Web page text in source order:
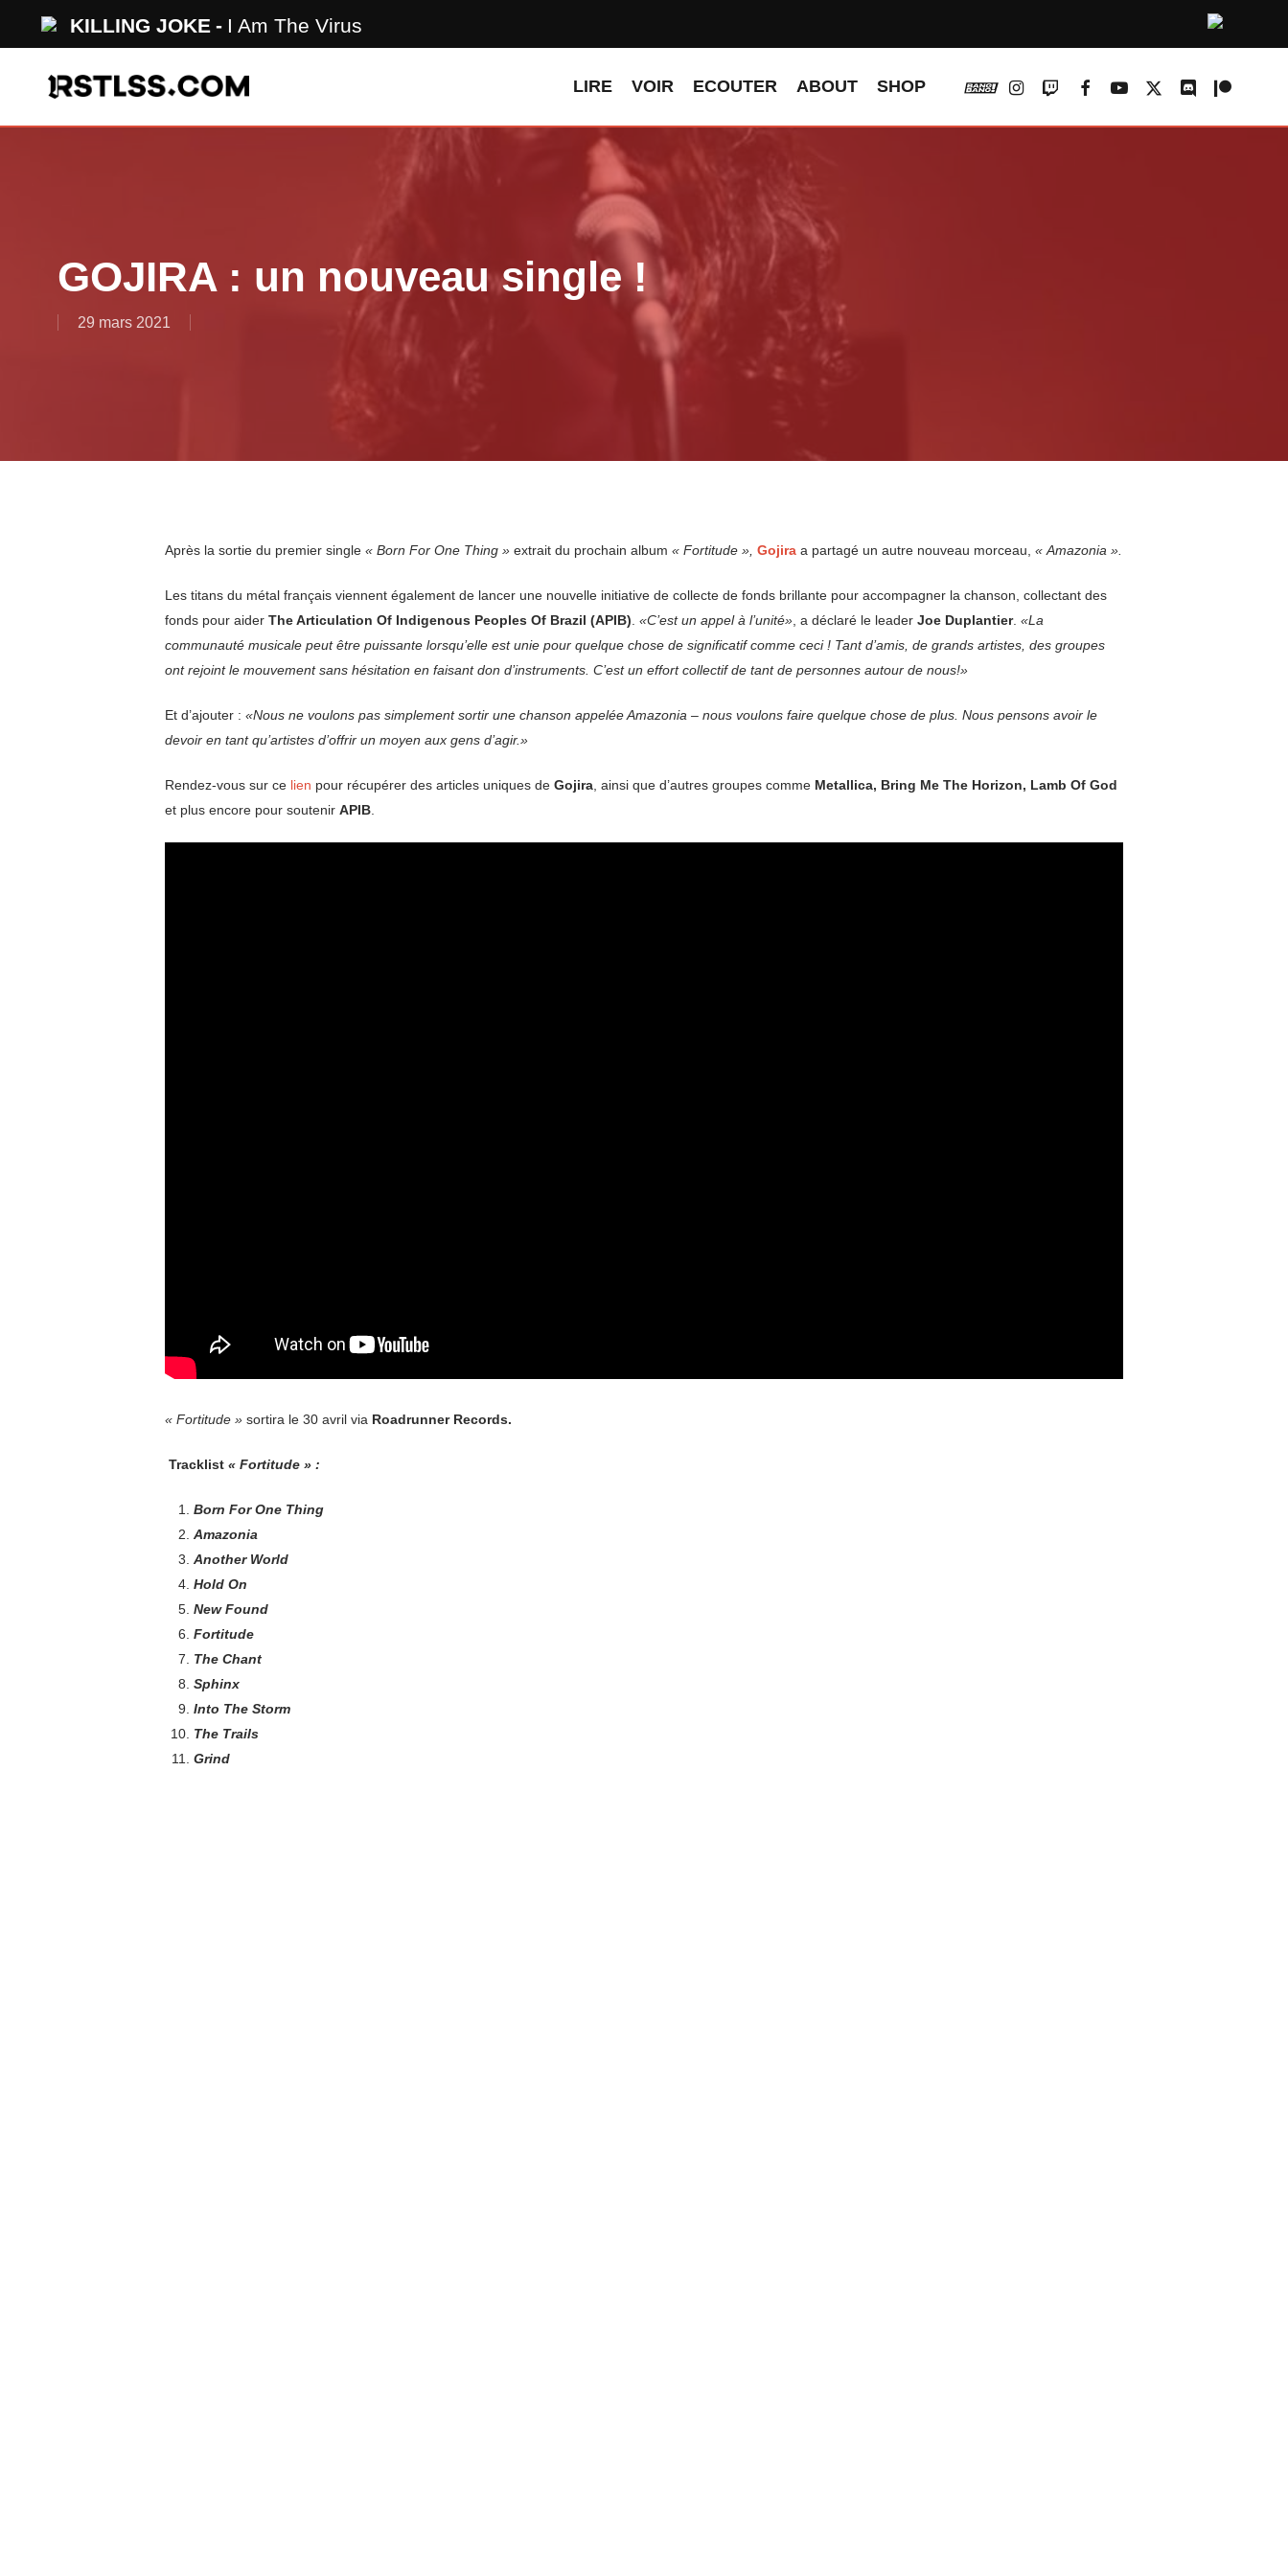
KILLING JOKE I Am The Virus
LIRE VOIR ECOUTER ABOUT SHOP vk instagram
twitchfacebookyoutube
x-
discordpatreon
GOJIRA : un nouveau single !
29 mars 2021
Après la sortie du premier single « Born For One Thing » extrait du prochain album « Fortitude », Gojira a partagé un autre nouveau morceau, « Amazonia ».
Les titans du métal français viennent également de lancer une nouvelle initiative de collecte de fonds brillante pour accompagner la chanson, collectant des
fonds pour aider The Articulation Of Indigenous Peoples Of Brazil (APIB) «C’est un appel à l’unité» , a déclaré le leader Joe Duplantier. «La
communauté musicale peut être puissante lorsqu’elle est unie pour quelque chose de significatif comme ceci ! Tant d’amis, de grands artistes, des groupes
ont rejoint le mouvement sans hésitation en faisant don d’instruments. C’est un effort collectif de tant de personnes autour de nous!»
Et d’ajouter : «Nous ne voulons pas simplement sortir une chanson appelée Amazonia – nous voulons faire quelque chose de plus. Nous pensons avoir le
devoir en tant qu’artistes d’offrir un moyen aux gens d’agir.»
Rendez-vous sur ce lien pour récupérer des articles uniques de Gojira , ainsi que d’autres groupes comme Metallica, Bring Me The Horizon, Lamb Of God
et plus encore pour soutenir APIB
« Fortitude » sortira le 30 avril via Roadrunner Records.
Tracklist « Fortitude » :
Born For One Thing
Amazonia
Another World
Hold On
New Found
Fortitude
The Chant
Sphinx
Into The Storm
The Trails
Grind